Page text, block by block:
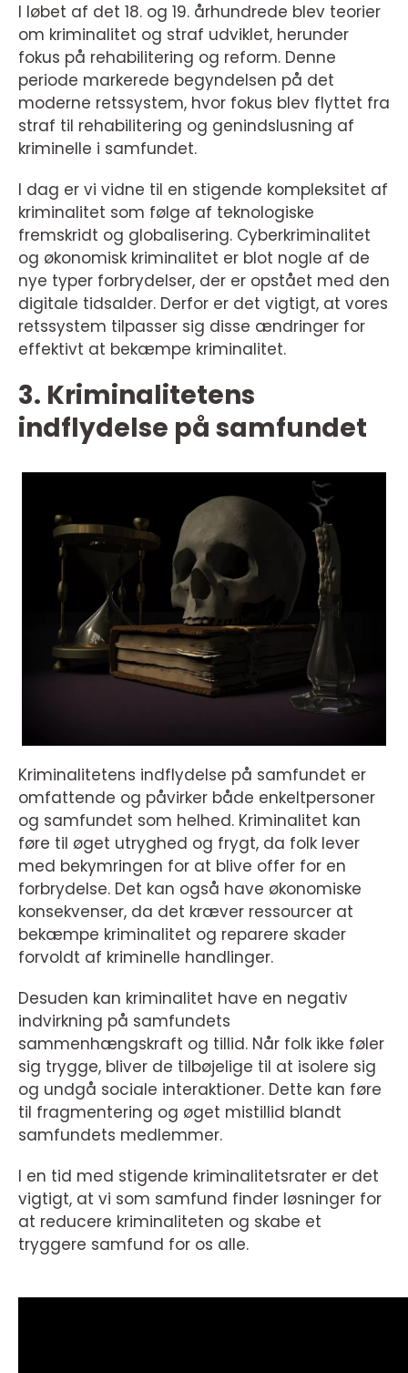
I løbet af det 18. og 19. århundrede blev teorier
om kriminalitet og straf udviklet, herunder
fokus på rehabilitering og reform. Denne
periode markerede begyndelsen på det
moderne retssystem, hvor fokus blev flyttet fra
straf til rehabilitering og genindslusning af
kriminelle i samfundet.
I dag er vi vidne til en stigende kompleksitet af
kriminalitet som følge af teknologiske
fremskridt og globalisering. Cyberkriminalitet
og økonomisk kriminalitet er blot nogle af de
nye typer forbrydelser, der er opstået med den
digitale tidsalder. Derfor er det vigtigt, at vores
retssystem tilpasser sig disse ændringer for
effektivt at bekæmpe kriminalitet.
3. Kriminalitetens
indflydelse på samfundet
Kriminalitetens indflydelse på samfundet er
omfattende og påvirker både enkeltpersoner
og samfundet som helhed. Kriminalitet kan
føre til øget utryghed og frygt, da folk lever
med bekymringen for at blive offer for en
forbrydelse. Det kan også have økonomiske
konsekvenser, da det kræver ressourcer at
bekæmpe kriminalitet og reparere skader
forvoldt af kriminelle handlinger.
Desuden kan kriminalitet have en negativ
indvirkning på samfundets
sammenhængskraft og tillid. Når folk ikke føler
sig trygge, bliver de tilbøjelige til at isolere sig
og undgå sociale interaktioner. Dette kan føre
til fragmentering og øget mistillid blandt
samfundets medlemmer.
I en tid med stigende kriminalitetsrater er det
vigtigt, at vi som samfund finder løsninger for
at reducere kriminaliteten og skabe et
tryggere samfund for os alle.